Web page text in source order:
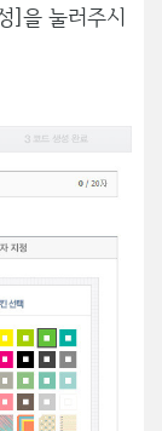
]을 눌러주시